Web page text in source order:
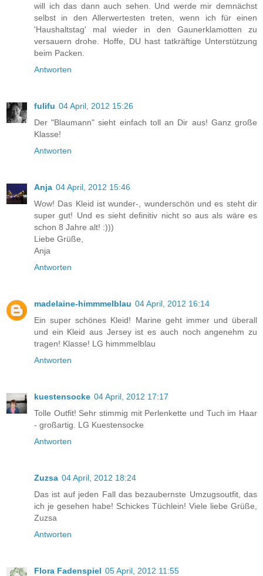
will ich das dann auch sehen. Und werde mir demnächst
selbst in den Allerwertesten treten, wenn ich für einen
'Haushaltstag' mal wieder in den Gaunerklamotten zu
versauern drohe. Hoffe, DU hast tatkräftige Unterstützung
beim Packen.
Antworten
fulifu 04 April, 2012 15:26
Der "Blaumann" sieht einfach toll an Dir aus! Ganz große
Klasse!
Antworten
Anja 04 April, 2012 15:46
Wow! Das Kleid ist wunder-, wunderschön und es steht dir
super gut! Und es sieht definitiv nicht so aus als wäre es
schon 8 Jahre alt! :)))
Liebe Grüße,
Anja
Antworten
madelaine-himmmelblau 04 April, 2012 16:14
Ein super schönes Kleid! Marine geht immer und überall
und ein Kleid aus Jersey ist es auch noch angenehm zu
tragen! Klasse! LG himmmelblau
Antworten
kuestensocke 04 April, 2012 17:17
Tolle Outfit! Sehr stimmig mit Perlenkette und Tuch im Haar
- großartig. LG Kuestensocke
Antworten
Zuzsa 04 April, 2012 18:24
Das ist auf jeden Fall das bezaubernste Umzugsoutfit, das
ich je gesehen habe! Schickes Tüchlein! Viele liebe Grüße,
Zuzsa
Antworten
Flora Fadenspiel 05 April, 2012 11:55